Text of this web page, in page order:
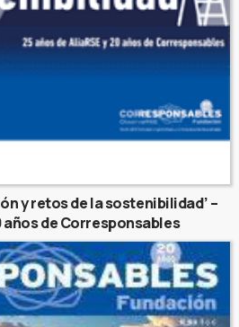
y retos de la sostenibilidad’ –
años de Corresponsables